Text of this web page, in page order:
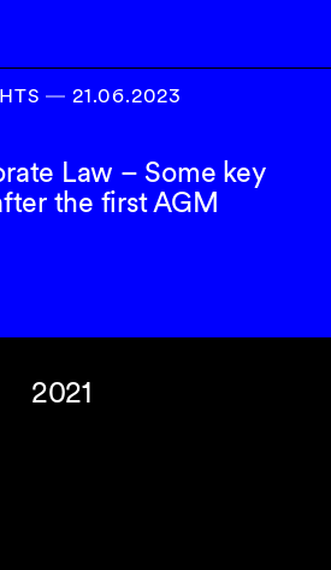
― 21.06.2023
Law – Some key
the first AGM
2021